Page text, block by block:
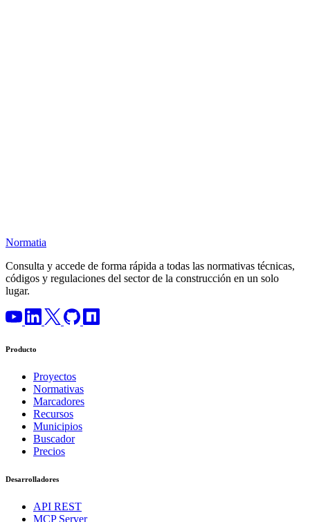
Normatia
Consulta y accede de forma rápida a todas las normativas técnicas,
códigos y regulaciones del sector de la construcción en un solo
lugar.
Producto
Proyectos
Normativas
Marcadores
Recursos
Municipios
Buscador
Precios
Desarrolladores
API REST
MCP Server